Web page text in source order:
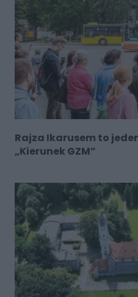
Rajza Ikarusem to
„Kierunek GZM”